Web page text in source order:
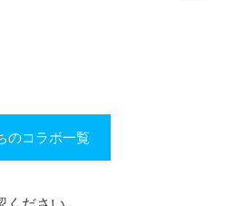
のコラボ一覧